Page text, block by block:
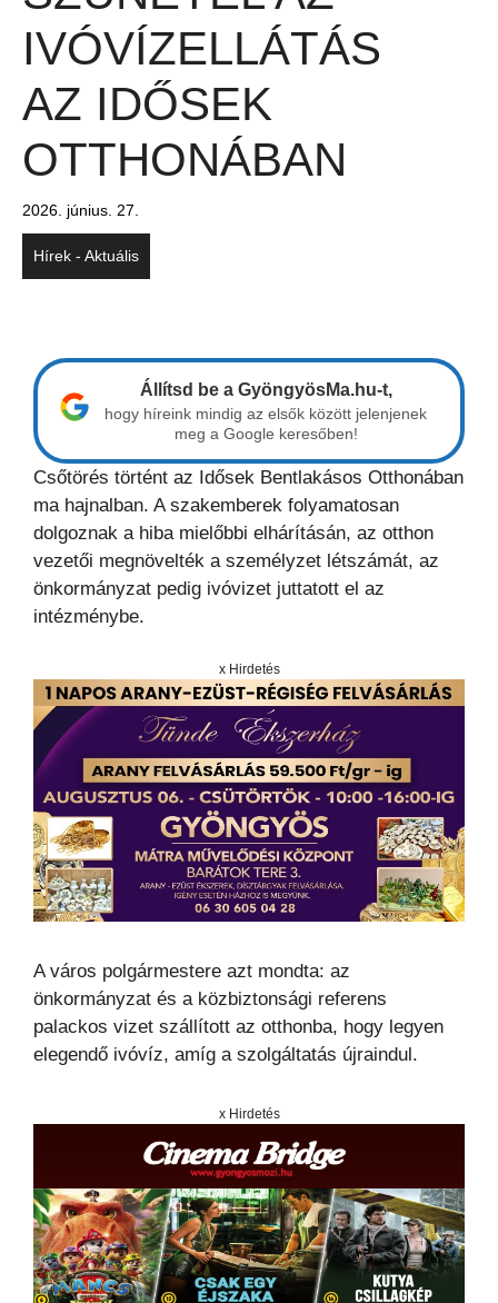
IVÓVÍZELLÁTÁS
AZ IDŐSEK
OTTHONÁBAN
2026. június. 27.
Hírek - Aktuális
Állítsd be a GyöngyösMa.hu-t,
hogy híreink mindig az elsők között jelenjenek
meg a Google keresőben!
Csőtörés történt az Idősek Bentlakásos Otthonában
ma hajnalban. A szakemberek folyamatosan
dolgoznak a hiba mielőbbi elhárításán, az otthon
vezetői megnövelték a személyzet létszámát, az
önkormányzat pedig ivóvizet juttatott el az
intézménybe.
x Hirdetés
A város polgármestere azt mondta: az
önkormányzat és a közbiztonsági referens
palackos vizet szállított az otthonba, hogy legyen
elegendő ivóvíz, amíg a szolgáltatás újraindul.
x Hirdetés